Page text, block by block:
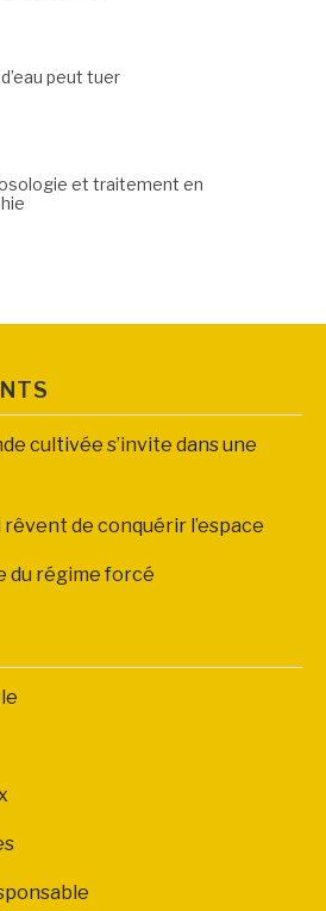
peut tuer
et traitement en
cultivée s’invite dans une
de conquérir l’espace
du régime forcé